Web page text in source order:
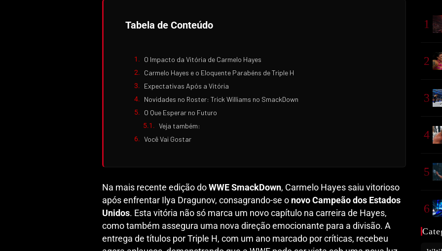
Tabela de Conteúdo
O Impacto da Vitória de Carmelo Hayes
Carmelo Hayes e o Eloquente Parabéns de Triple H
Expectativas Após a Vitória
Novidades no Roster: Trick Williams no SmackDown
O Que Esperar no Futuro
Veja também:
Você Vai Gostar
Na mais recente edição do WWE SmackDown, Carmelo Hayes saiu vitorioso
após enfrentar Ilya Dragunov, consagrando-se o novo Campeão dos Estados
Unidos. Esta vitória não só marca um novo capítulo na carreira de Hayes,
como também assegura uma nova direção emocionante para a divisão. A
entrega de títulos por Triple H, com um ano marcado por críticas, recebeu
1
2
3
4
5
6